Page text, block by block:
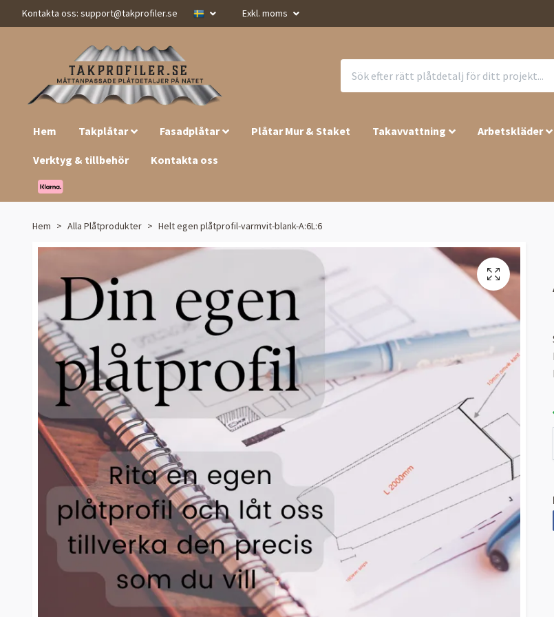
Kontakta oss: support@takprofiler.se Exkl. moms
Hem Takplåtar Fasadplåtar Plåtar Mur & Staket Takavvattning Arbetskläder
Verktyg & tillbehör Kontakta oss
Hem Alla Plåtprodukter Helt egen plåtprofil-varmvit-blank-A:6L:6